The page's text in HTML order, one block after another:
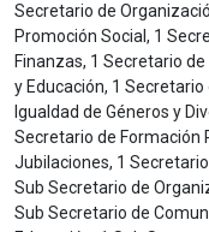
Secretario de
Promoción Social, 1
Finanzas, 1 Secretario
y Educación, 1
Igualdad de Géneros y
Secretario de Formación
Jubilaciones, 1
Sub Secretario de
Sub Secretario de